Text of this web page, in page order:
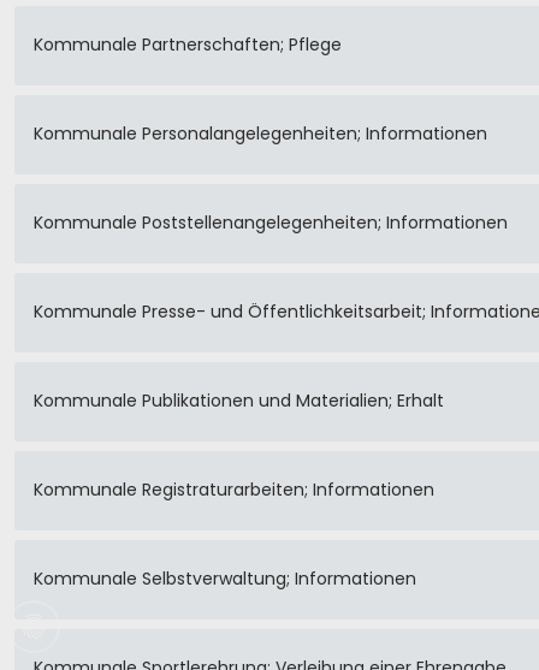
Kommunale Partnerschaften; Pflege
Kommunale Personalangelegenheiten; Informationen
Kommunale Poststellenangelegenheiten; Informationen
Kommunale Presse- und Öffentlichkeitsarbeit;
Kommunale Publikationen und Materialien; Erhalt
Kommunale Registraturarbeiten; Informationen
Kommunale Selbstverwaltung; Informationen